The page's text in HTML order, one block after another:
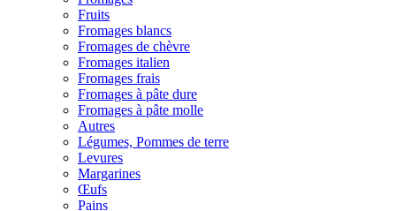
Fruits
Fromages blancs
Fromages de chèvre
Fromages italien
Fromages frais
Fromages à pâte dure
Fromages à pâte molle
Autres
Légumes, Pommes de terre
Levures
Margarines
Œufs
Pains